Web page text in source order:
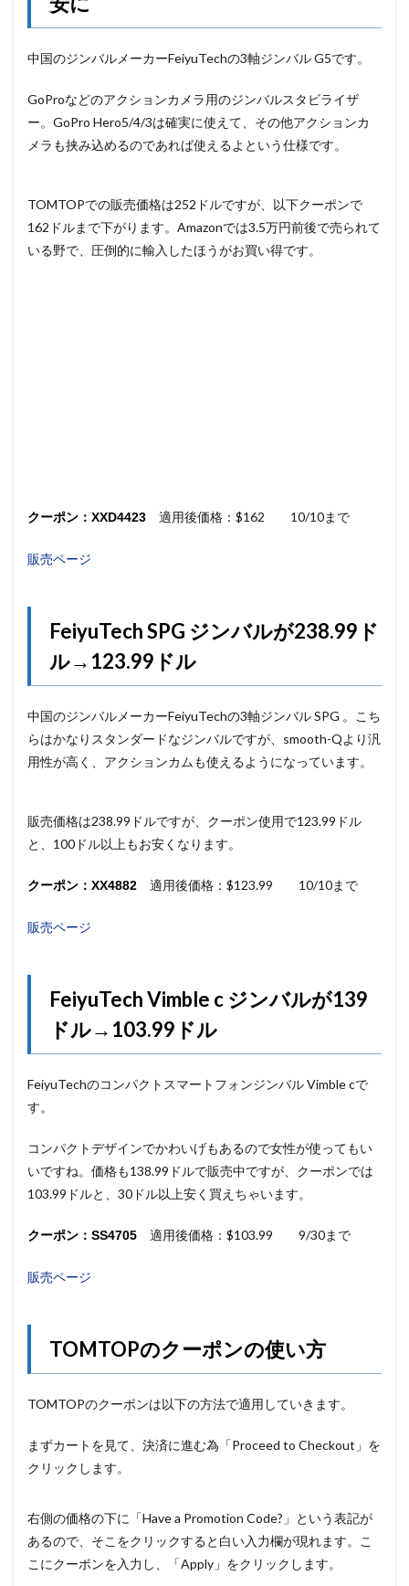
中国のジンバルメーカーFeiyuTechの3軸ジンバル G5です。
GoProなどのアクションカメラ用のジンバルスタビライザ
ー。GoPro Hero5/4/3は確実に使えて、その他アクションカ
メラも挟み込めるのであれば使えるよという仕様です。
TOMTOPでの販売価格は252ドルですが、以下クーポンで
162ドルまで下がります。Amazonでは3.5万円前後で売られて
いる野で、圧倒的に輸入したほうがお買い得です。
クーポン：XXD4423 適用後価格：$162 10/10まで
販売ページ
FeiyuTech SPG ジンバルが238.99ド
ル→123.99ドル
中国のジンバルメーカーFeiyuTechの3軸ジンバル SPG 。こち
らはかなりスタンダードなジンバルですが、smooth-Qより汎
用性が高く、アクションカムも使えるようになっています。
販売価格は238.99ドルですが、クーポン使用で123.99ドル
と、100ドル以上もお安くなります。
クーポン：XX4882 適用後価格：$123.99 10/10まで
販売ページ
FeiyuTech Vimble c ジンバルが139
ドル→103.99ドル
FeiyuTechのコンパクトスマートフォンジンバル Vimble cで
す。
コンパクトデザインでかわいげもあるので女性が使ってもい
いですね。価格も138.99ドルで販売中ですが、クーポンでは
103.99ドルと、30ドル以上安く買えちゃいます。
クーポン：SS4705 適用後価格：$103.99 9/30まで
販売ページ
TOMTOPのクーポンの使い方
TOMTOPのクーポンは以下の方法で適用していきます。
まずカートを見て、決済に進む為「Proceed to Checkout」を
クリックします。
右側の価格の下に「Have a Promotion Code?」という表記が
あるので、そこをクリックすると白い入力欄が現れます。こ
こにクーポンを入力し、「Apply」をクリックします。